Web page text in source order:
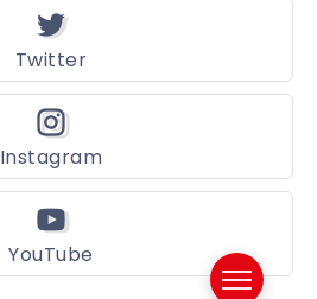
Twitter
Instagram
YouTube